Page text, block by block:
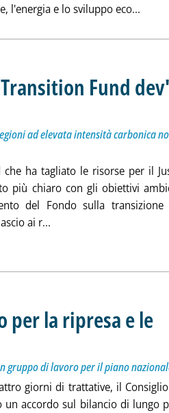
l'energia e lo sviluppo eco...
Fund
Altrimenti i cambiamenti necessari nelle
ad elevata intensità carbonica
che ha tagliato le risorse per il
più chiaro con gli obiettivi
del Fondo sulla transizione
ai r... Leggi tutta la notizia:
per la ripresa e le
Per l'Italia 209 miliardi. Conte annuncia un
martedì 21 luglio 2020 alle 15.45.
gruppo di lavoro per il piano
giorni di trattative, il
un accordo sul bilancio di lungo